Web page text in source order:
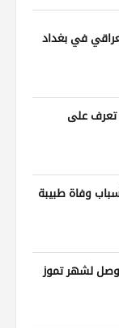
في بغداد
الأربعاء إلى كأس العالم 2026.. تعرف على
وفاة طبيبة
لشهر تموز